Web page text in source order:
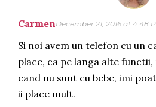
CarmenDecember 21, 2016 at 4:48
Si noi avem un telefon cu un
place, ca pe langa alte
cand nu sunt cu bebe, imi
ii place mult.